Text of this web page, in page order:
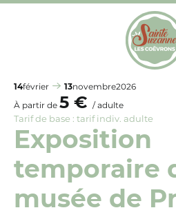
14février 13novembre2026
À partir de 5 € / adulte
Tarif de base : tarif indiv. adulte
Exposition
temporaire
musée de